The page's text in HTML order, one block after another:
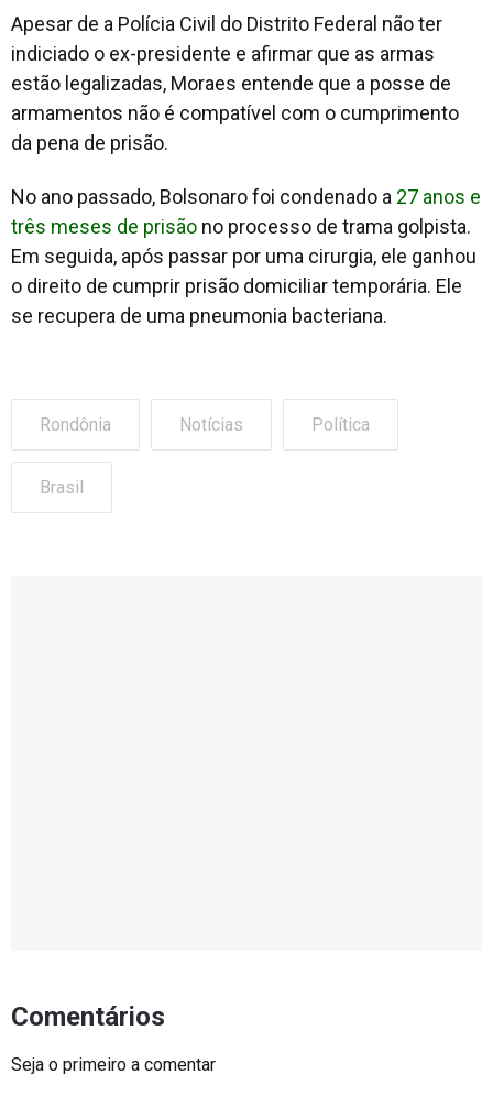
Apesar de a Polícia Civil do Distrito Federal não ter
indiciado o ex-presidente e afirmar que as armas
estão legalizadas, Moraes entende que a posse de
armamentos não é compatível com o cumprimento
da pena de prisão.
No ano passado, Bolsonaro foi condenado a 27 anos e
três meses de prisão no processo de trama golpista.
Em seguida, após passar por uma cirurgia, ele ganhou
o direito de cumprir prisão domiciliar temporária. Ele
se recupera de uma pneumonia bacteriana.
Rondônia Notícias Política
Brasil
Comentários
Seja o primeiro a comentar